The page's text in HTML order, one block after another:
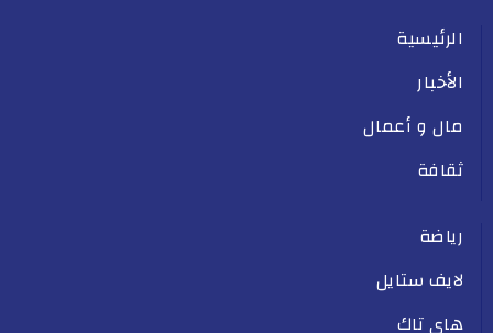
الرئيسية
الأخبار
مال و أعمال
ثقافة
رياضة
لايف ستايل
هاي تاك